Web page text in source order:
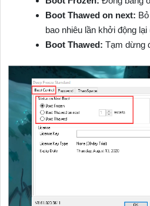
Boot Thawed on next:
bao nhiêu lần khởi động lại
Boot Thawed: Tạm dừng